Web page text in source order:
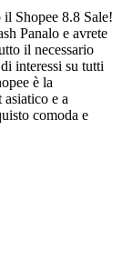
il Shopee 8.8 Sale!
Panalo e avrete
il necessario
interessi su tutti
è la
e a
comoda e